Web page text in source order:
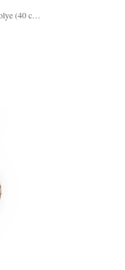
Beyaz zirkon 14 ayar rose altın kolye (40 cm rose altın rolo zincir)